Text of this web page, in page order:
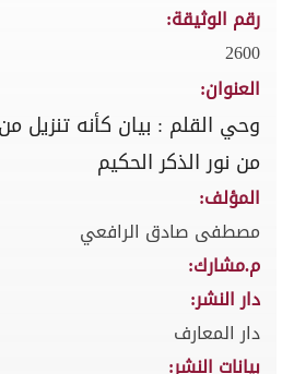
رقم الوثيقة:
2600
العنوان:
وحي القلم : بيان كأنه تنزيل
من نور الذكر الحكيم
المؤلف:
مصطفى صادق الرافعي
م.مشارك:
دار النشر:
دار المعارف
بيانات النشر: